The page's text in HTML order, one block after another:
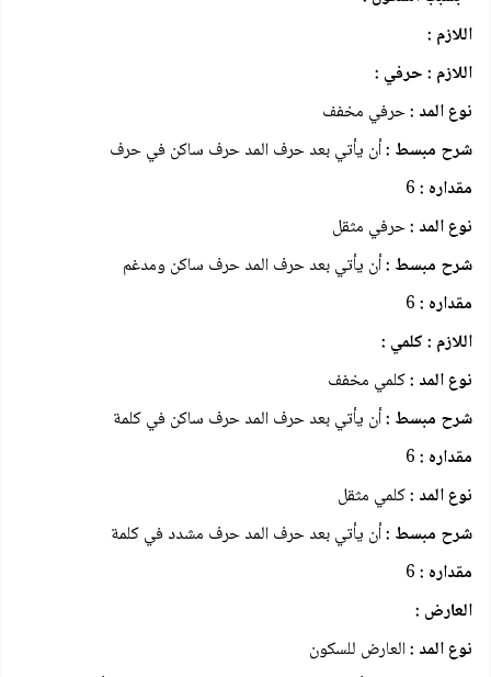
اللازم :
اللازم : حرفي :
نوع المد :حرفي مخفف
شرح مبسط :أن يأتي بعد حرف المد حرف ساكن في حرف
مقداره :6
نوع المد :حرفي مثقل
شرح مبسط :أن يأتي بعد حرف المد حرف ساكن ومدغم
مقداره :6
اللازم : كلمي :
نوع المد :كلمي مخفف
شرح مبسط :أن يأتي بعد حرف المد حرف ساكن في كلمة
مقداره :6
نوع المد :كلمي مثقل
شرح مبسط :أن يأتي بعد حرف المد حرف مشدد في كلمة
مقداره :6
العارض :
نوع المد :العارض للسكون